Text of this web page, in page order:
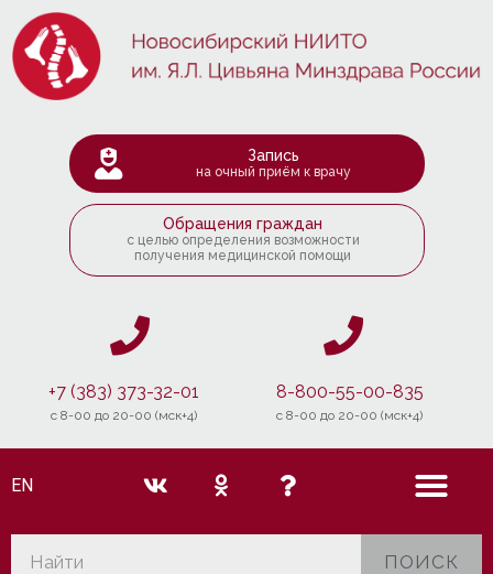
Запись
на очный приём к врачу
Обращения граждан
с целью определения возможности
получения медицинской помощи
+7 (383) 373-32-01
c 8-00 до 20-00 (мск+4)
8-800-55-00-835
c 8-00 до 20-00 (мск+4)
EN
ПОИСК